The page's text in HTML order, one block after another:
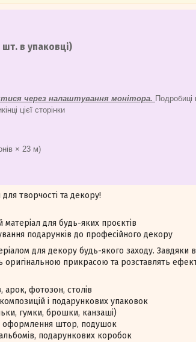
шт. в упаковці)
через налаштування монітора. Подробиці
цієї сторінки
× 23 м)
творчості та декору!
для будь-яких проєктів
подарунків до професійного декору
для декору будь-якого заходу. Завдяки
оригінальною прикрасою та розставлять
арок, фотозон, столів
і подарункових упаковок
гумки, брошки, канзаші)
оформлення штор, подушок
подарункових коробок